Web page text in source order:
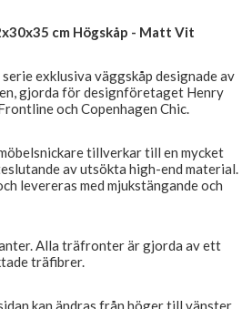
cm Högskåp - Matt Vit
exklusiva väggskåp designade av
gjorda för designföretaget Henry
och Copenhagen Chic.
tillverkar till en mycket
av utsökta high-end material.
levereras med mjukstängande och
Alla träfronter är gjorda av ett
träfibrer.
kan ändras från höger till vänster